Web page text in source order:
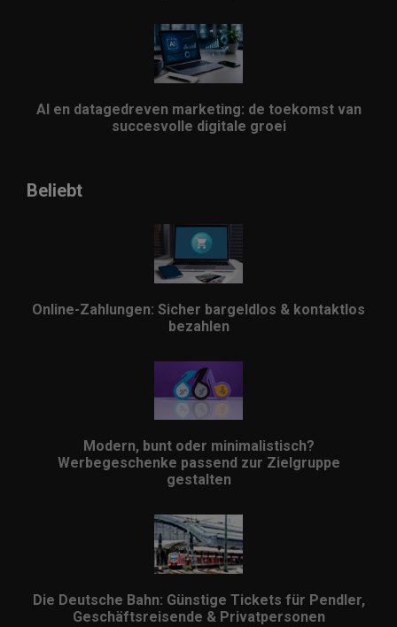
AI en datagedreven marketing: de toekomst van
succesvolle digitale groei
Beliebt
Online-Zahlungen: Sicher bargeldlos & kontaktlos
bezahlen
Modern, bunt oder minimalistisch?
Werbegeschenke passend zur Zielgruppe
gestalten
Die Deutsche Bahn: Günstige Tickets für Pendler,
Geschäftsreisende & Privatpersonen